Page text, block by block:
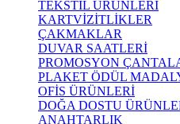
TEKSTİL ÜRÜNLERİ
KARTVİZİTLİKLER
ÇAKMAKLAR
DUVAR SAATLERİ
PROMOSYON
PLAKET ÖDÜL
OFİS ÜRÜNLERİ
DOĞA DOSTU
ANAHTARLIK